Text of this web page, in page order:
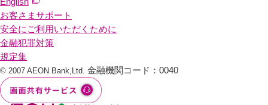
お客さまサポート
安全にご利用いただくために
金融犯罪対策
規定集
© 2007 AEON Bank,Ltd. 金融機関コード：0040